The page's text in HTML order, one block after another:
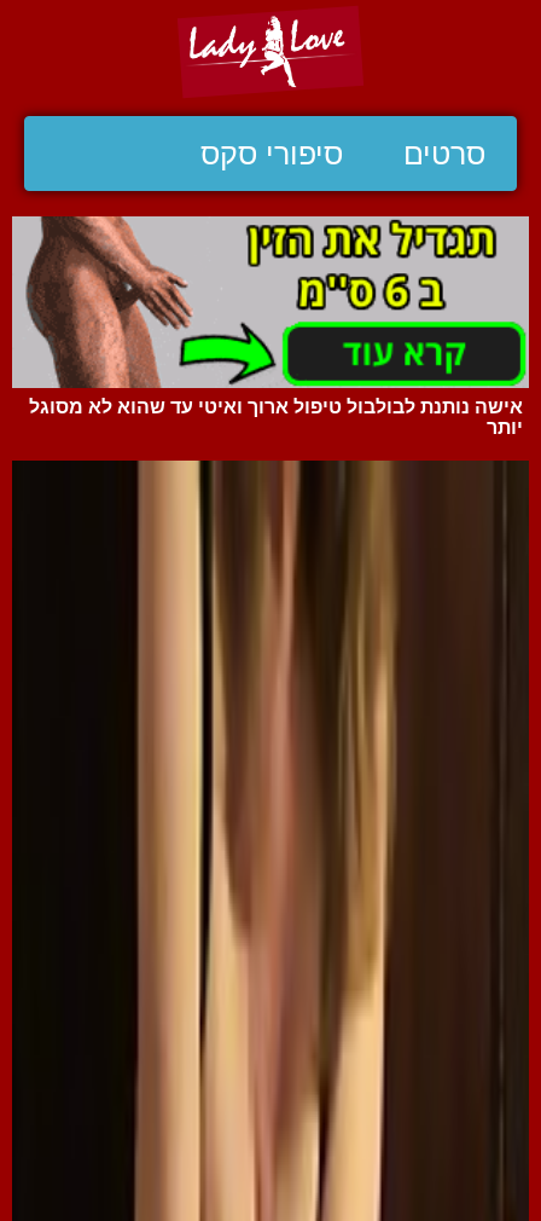
סרטים סיפורי סקס
אישה נותנת לבולבול טיפול ארוך ואיטי עד שהוא לא מסוגל
יותר